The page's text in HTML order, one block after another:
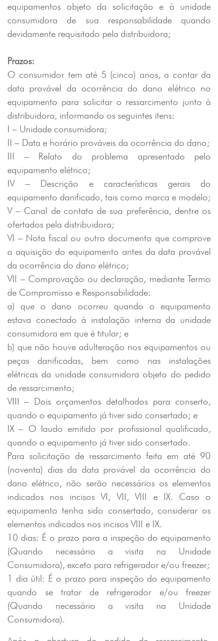
equipamentos objeto da solicitação e à unidade
consumidora de sua responsabilidade quando
devidamente requisitado pela distribuidora;
Prazos:
O consumidor tem até 5 (cinco) anos, a contar da
data provável da ocorrência do dano elétrico no
equipamento para solicitar o ressarcimento junto à
distribuidora, informando os seguintes itens:
I – Unidade consumidora;
II – Data e horário prováveis da ocorrência do dano;
III – Relato do problema apresentado pelo
equipamento elétrico;
IV – Descrição e características gerais do
equipamento danificado, tais como marca e modelo;
V – Canal de contato de sua preferência, dentre os
ofertados pela distribuidora;
VI – Nota fiscal ou outro documento que comprove
a aquisição do equipamento antes da data provável
da ocorrência do dano elétrico;
VII – Comprovação ou declaração, mediante Termo
de Compromisso e Responsabilidade:
a) que o dano ocorreu quando o equipamento
estava conectado à instalação interna da unidade
consumidora em que é titular; e
b) que não houve adulteração nos equipamentos ou
peças danificadas, bem como nas instalações
elétricas da unidade consumidora objeto do pedido
de ressarcimento;
VIII – Dois orçamentos detalhados para conserto,
quando o equipamento já tiver sido consertado; e
IX – O laudo emitido por profissional qualificado,
quando o equipamento já tiver sido consertado.
Para solicitação de ressarcimento feita em até 90
(noventa) dias da data provável da ocorrência do
dano elétrico, não serão necessários os elementos
indicados nos incisos VI, VII, VIII e IX. Caso o
equipamento tenha sido consertado, considerar os
elementos indicados nos incisos VIII e IX.
10 dias: É o prazo para a inspeção do equipamento
(Quando necessário a visita na Unidade
Consumidora), exceto para refrigerador e/ou freezer;
1 dia útil: É o prazo para inspeção do equipamento
quando se tratar de refrigerador e/ou freezer
(Quando necessário a visita na Unidade
Consumidora).